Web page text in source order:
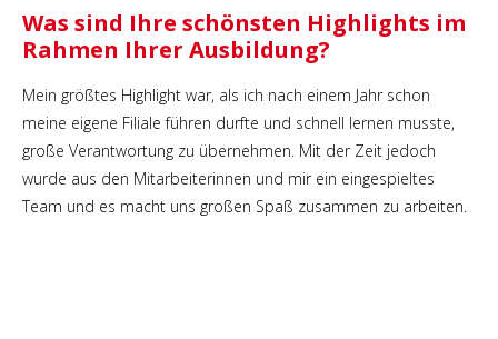
Was sind Ihre schönsten Highlights im
Rahmen Ihrer Ausbildung?
Mein größtes Highlight war, als ich nach einem Jahr schon
meine eigene Filiale führen durfte und schnell lernen musste,
große Verantwortung zu übernehmen. Mit der Zeit jedoch
wurde aus den Mitarbeiterinnen und mir ein eingespieltes
Team und es macht uns großen Spaß zusammen zu arbeiten.